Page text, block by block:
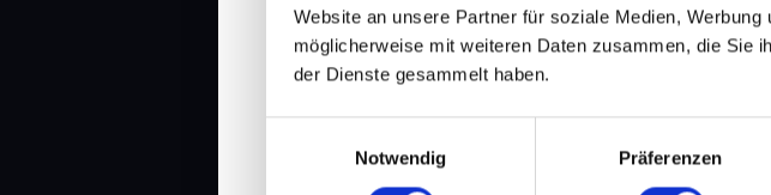
Website an unsere Partner für soziale Medien,
möglicherweise mit weiteren Daten zusammen, die Sie
der Dienste gesammelt haben.
Notwendig
Präferenzen
MEHR... MEHR...